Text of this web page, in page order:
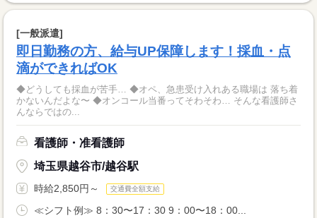
[一般派遣]
即日勤務の方、給与UP保障します！採血・点
滴ができればOK
◆どうしても採血が苦手… ◆オペ、急患受け入れある職場は 落ち着
かないんだよな〜 ◆オンコール当番ってそわそわ… そんな看護師さ
んならではの...
看護師・准看護師
埼玉県越谷市/越谷駅
時給2,850円～ 交通費全額支給
≪シフト例≫ 8：30〜17：30 9：00〜18：00...